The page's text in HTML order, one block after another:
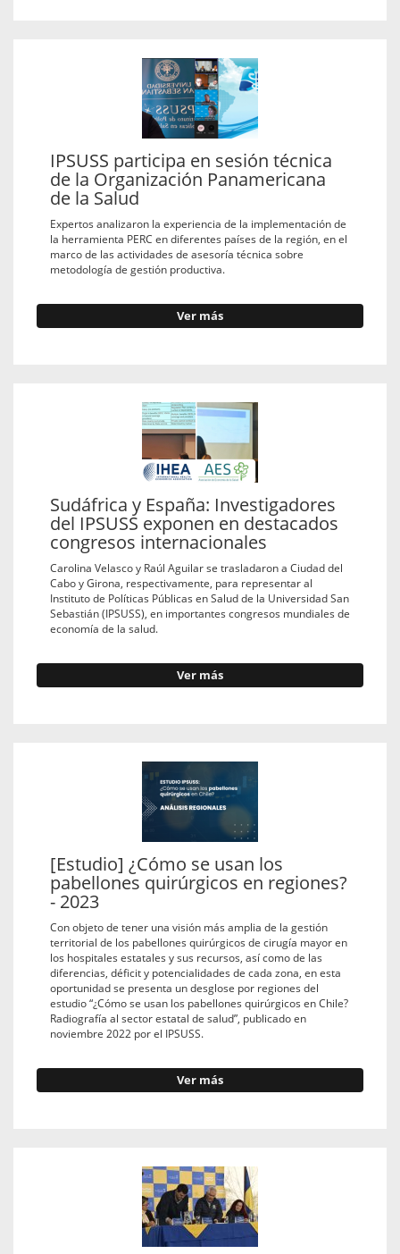
IPSUSS participa en sesión técnica
de la Organización Panamericana
de la Salud
Expertos analizaron la experiencia de la implementación de
la herramienta PERC en diferentes países de la región, en el
marco de las actividades de asesoría técnica sobre
metodología de gestión productiva.
Ver más
Sudáfrica y España: Investigadores
del IPSUSS exponen en destacados
congresos internacionales
Carolina Velasco y Raúl Aguilar se trasladaron a Ciudad del
Cabo y Girona, respectivamente, para representar al
Instituto de Políticas Públicas en Salud de la Universidad San
Sebastián (IPSUSS), en importantes congresos mundiales de
economía de la salud.
Ver más
[Estudio] ¿Cómo se usan los
pabellones quirúrgicos en regiones?
- 2023
Con objeto de tener una visión más amplia de la gestión
territorial de los pabellones quirúrgicos de cirugía mayor en
los hospitales estatales y sus recursos, así como de las
diferencias, déficit y potencialidades de cada zona, en esta
oportunidad se presenta un desglose por regiones del
estudio “¿Cómo se usan los pabellones quirúrgicos en Chile?
Radiografía al sector estatal de salud”, publicado en
noviembre 2022 por el IPSUSS.
Ver más